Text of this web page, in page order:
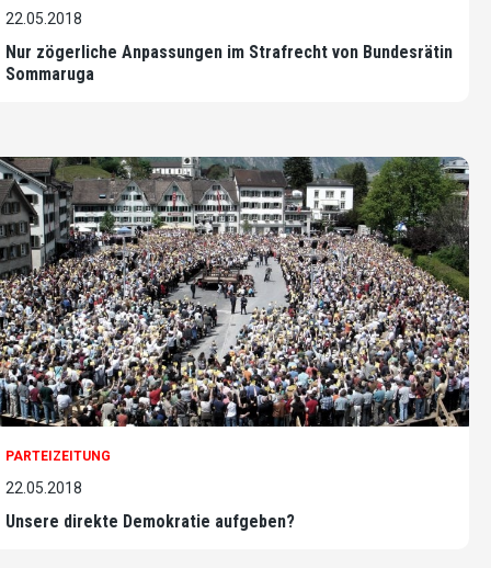
22.05.2018
Nur zögerliche Anpassungen im Strafrecht von Bundesrätin
Sommaruga
PARTEIZEITUNG
22.05.2018
Unsere direkte Demokratie aufgeben?